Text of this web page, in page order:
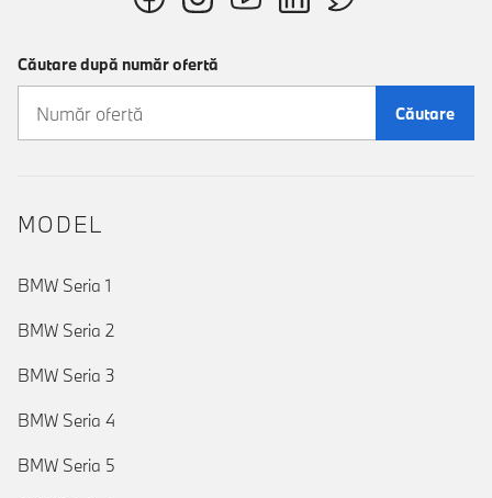
Căutare după număr ofertă
Căutare
MODEL
BMW Seria 1
BMW Seria 2
BMW Seria 3
BMW Seria 4
BMW Seria 5